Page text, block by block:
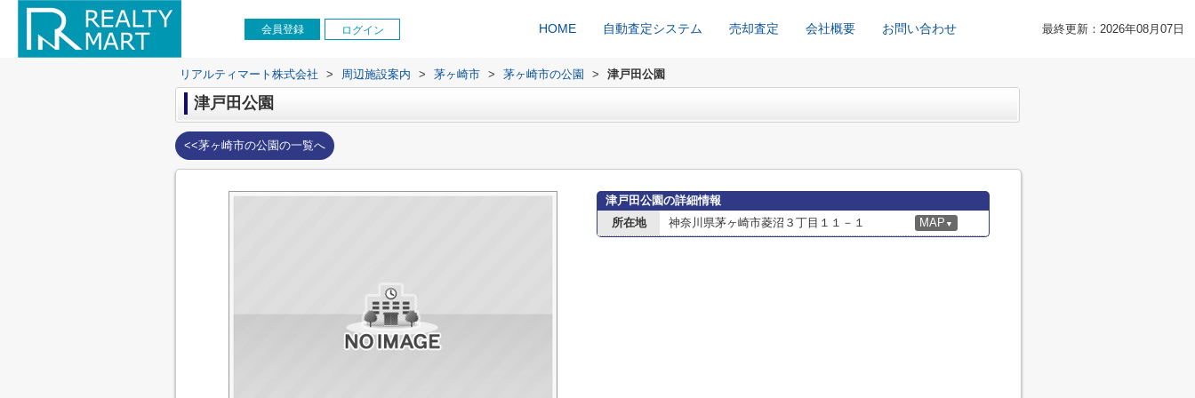
会員登録 ログイン HOME 自動査定システム 売却査定 会社概要 お問い合わせ 最終更新：2026年08月07日
リアルティマート株式会社 > 周辺施設案内 > 茅ヶ崎市 > 茅ヶ崎市の公園 > 津戸田公園
津戸田公園
<<茅ヶ崎市の公園の一覧へ
津戸田公園の詳細情報
所在地
神奈川県茅ヶ崎市菱沼３丁目１１－１ MAP ▼